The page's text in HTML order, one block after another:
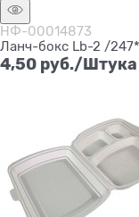
НФ-00014873
Ланч-бокс Lb-2 /
4,50 руб./Штука